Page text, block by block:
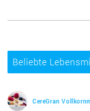
Beliebte
CereGran